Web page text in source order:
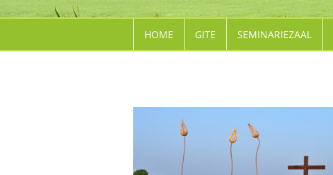
HOME GITE SEMINARIEZAAL